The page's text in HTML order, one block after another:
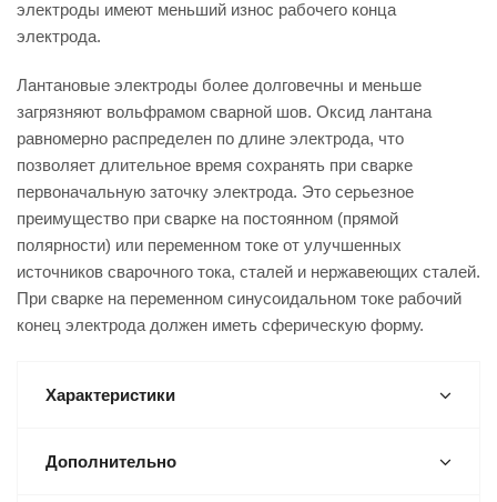
электроды имеют меньший износ рабочего конца
электрода.
Лантановые электроды более долговечны и меньше
загрязняют вольфрамом сварной шов. Оксид лантана
равномерно распределен по длине электрода, что
позволяет длительное время сохранять при сварке
первоначальную заточку электрода. Это серьезное
преимущество при сварке на постоянном (прямой
полярности) или переменном токе от улучшенных
источников сварочного тока, сталей и нержавеющих сталей.
При сварке на переменном синусоидальном токе рабочий
конец электрода должен иметь сферическую форму.
Характеристики
Дополнительно